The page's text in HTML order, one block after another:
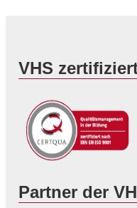
VHS
Partner der